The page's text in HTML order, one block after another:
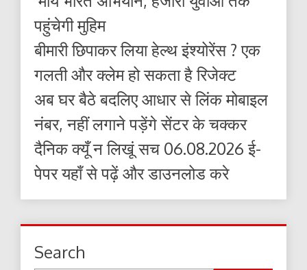
पहुंचेगी मुहिम
बीमारी छिपाकर लिया हेल्थ इंश्योरेंस ? एक
गलती और क्लेम हो सकता है रिजेक्ट
अब घर बैठे बदलिए आधार से लिंक मोबाइल
नंबर, नहीं लगाने पड़ेंगे सेंटर के चक्कर
दैनिक क्यूँ न लिखूं सच 06.08.2026 ई-
पेपर यहाँ से पढ़ें और डाउनलोड करे
Search